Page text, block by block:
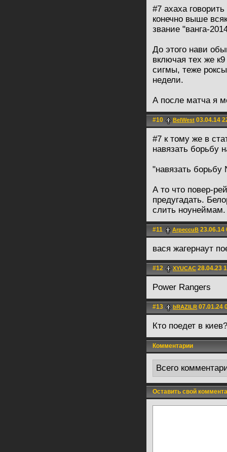
#7 ахаха
конечно выше
звание "ванга-
До этого нави
включая тех же
сигмы, теже
недели.
А после матча я
#10 BelWest 03.04.14
#7 к тому же в
навязать борьбу
"навязать борьбу
А то что повер-
предугадать.
слить ноунеймам.
#11 АrpeccuB 23.06.14
вася жагернаут
#12 XYUCAC 28.04.23
Power Rangers
#13 bRAZILR 07.01.24
Кто поедет в
Комментарии
Всего
Оставить свой